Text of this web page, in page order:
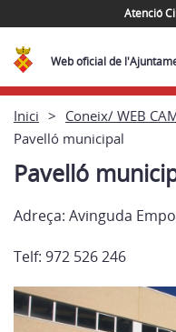
Atenció
Web oficial de
Inici Coneix/ WEB
Pavelló municipal
Pavelló
Adreça: Avinguda
Telf: 972 526 246